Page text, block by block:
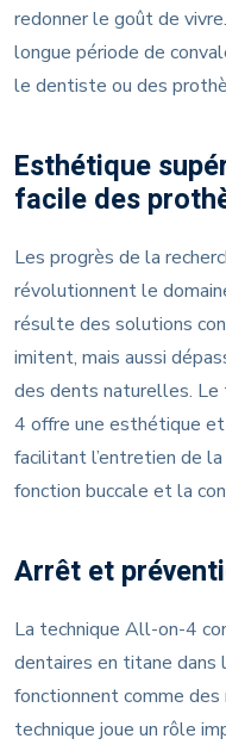
redonner le goût de
longue période de
le dentiste ou des
Esthétique
facile des
Les progrès de la
révolutionnent le
résulte des solutions
imitent, mais aussi
des dents naturelles.
4 offre une esthétique
facilitant l’entretien de
fonction buccale et la
Arrêt et
La technique All-on-4
dentaires en titane dans
fonctionnent comme
technique joue un rôle